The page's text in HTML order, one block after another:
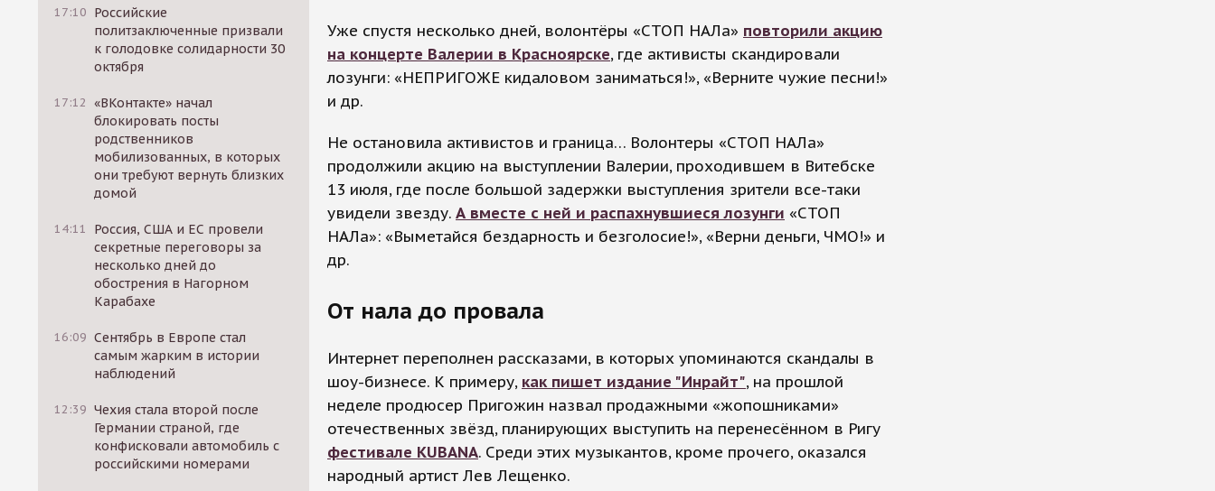
17:10 Российские
политзаключенные призвали
к голодовке солидарности 30
октября
17:12 «ВКонтакте» начал
блокировать посты
родственников
мобилизованных, в которых
они требуют вернуть близких
домой
14:11
Россия, США и ЕС провели
секретные переговоры за
несколько дней до
обострения в Нагорном
Карабахе
16:09 Сентябрь в Европе стал
самым жарким в истории
наблюдений
12:39 Чехия стала второй после
Германии страной, где
конфисковали автомобиль с
российскими номерами
Уже спустя несколько дней, волонтёры «СТОП НАЛа» повторили акцию
на концерте Валерии в Красноярске, где активисты скандировали
лозунги: «НЕПРИГОЖЕ кидаловом заниматься!», «Верните чужие песни!»
и др.
Не остановила активистов и граница… Волонтеры «СТОП НАЛа»
продолжили акцию на выступлении Валерии, проходившем в Витебске
13 июля, где после большой задержки выступления зрители все-таки
увидели звезду. А вместе с ней и распахнувшиеся лозунги «СТОП
НАЛа»: «Выметайся бездарность и безголосие!», «Верни деньги, ЧМО!» и
др.
От нала до провала
Интернет переполнен рассказами, в которых упоминаются скандалы в
шоу-бизнесе. К примеру, как пишет издание "Инрайт", на прошлой
неделе продюсер Пригожин назвал продажными «жопошниками»
отечественных звёзд, планирующих выступить на перенесённом в Ригу
фестивале KUBANA. Среди этих музыкантов, кроме прочего, оказался
народный артист Лев Лещенко.